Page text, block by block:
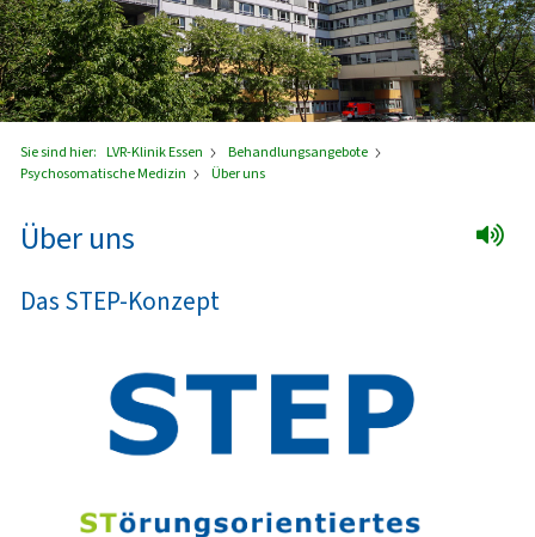
Sie sind hier: LVR-Klinik Essen
Behandlungsangebote
Psychosomatische Medizin
Über uns
Über uns
Das STEP-Konzept